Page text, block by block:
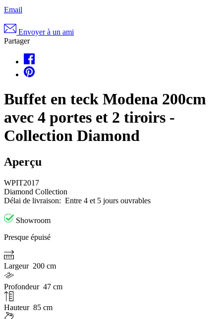
Email
Envoyer à un ami
Partager
Buffet en teck Modena 200cm
avec 4 portes et 2 tiroirs -
Collection Diamond
Aperçu
WPIT2017
Diamond Collection
Délai de livraison: Entre 4 et 5 jours ouvrables
Showroom
Presque épuisé
Largeur 200 cm
Profondeur 47 cm
Hauteur 85 cm